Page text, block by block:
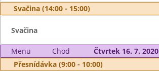
Svačina (14:00 - 15:00)
Svačina
Menu Chod
Čtvrtek 16. 7. 2020
Přesnídávka (9:00 - 10:00)